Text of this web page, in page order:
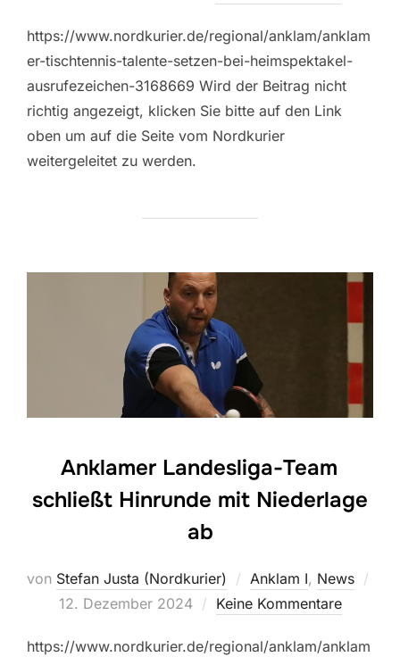
https://www.nordkurier.de/regional/anklam/anklam
er-tischtennis-talente-setzen-bei-heimspektakel-
ausrufezeichen-3168669 Wird der Beitrag nicht
richtig angezeigt, klicken Sie bitte auf den Link
oben um auf die Seite vom Nordkurier
weitergeleitet zu werden.
Anklamer Landesliga-Team
schließt Hinrunde mit Niederlage
ab
von Stefan Justa (Nordkurier) Anklam I, News
Veröffentlicht
12. Dezember 2024 Keine Kommentare
https://www.nordkurier.de/regional/anklam/anklam